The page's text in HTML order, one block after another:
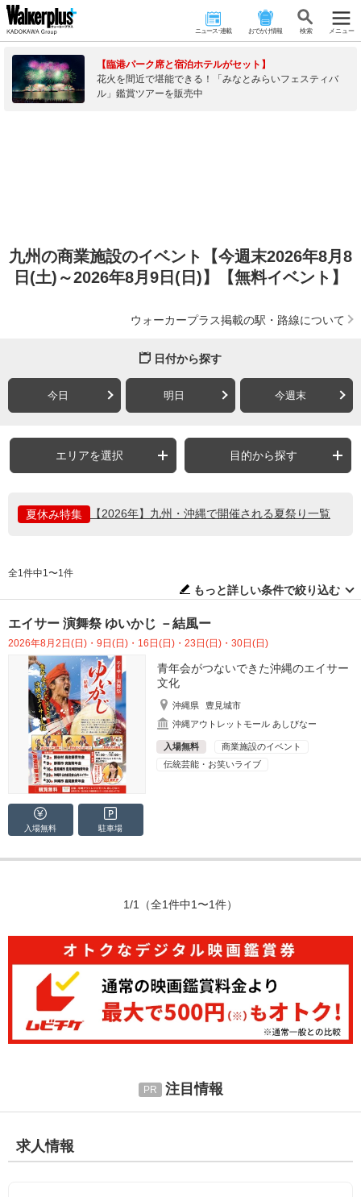
ニュース･連載 おでかけ情報 検 索 メニュー
【臨港パーク席と宿泊ホテルがセット】
花火を間近で堪能できる！「みなとみらいフェスティバ
ル」鑑賞ツアーを販売中
九州の商業施設のイベント【今週末2026年8月8
日(土)～2026年8月9日(日)】【無料イベント】
ウォーカープラス掲載の駅・路線について
日付から探す
今日 明日 今週末
エリアを選択 目的から探す
夏休み特集 【2026年】九州・沖縄で開催される夏祭り一覧
全1件中1〜1件
もっと詳しい条件で絞り込む
エイサー 演舞祭 ゆいかじ －結風ー
2026年8月2日(日)・9日(日)・16日(日)・23日(日)・30日(日)
青年会がつないできた沖縄のエイサー
文化
沖縄県
豊見城市
沖縄アウトレットモール あしびなー
入場無料
商業施設のイベント
伝統芸能・お笑いライブ
入場無料 駐車場
1/1 （全1件中1〜1件）
注目情報
求人情報